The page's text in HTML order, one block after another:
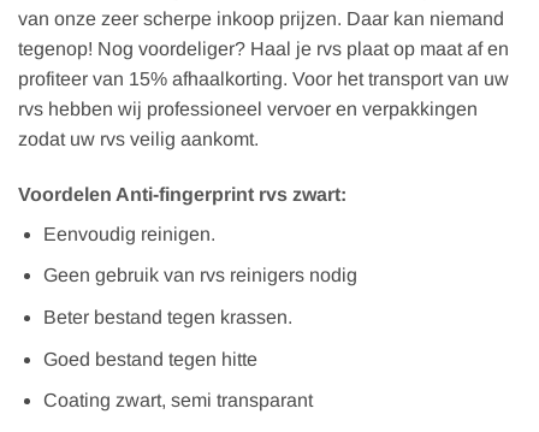
van onze zeer scherpe inkoop prijzen. Daar kan niemand
tegenop! Nog voordeliger? Haal je rvs plaat op maat af en
profiteer van 15% afhaalkorting. Voor het transport van uw
rvs hebben wij professioneel vervoer en verpakkingen
zodat uw rvs veilig aankomt.
Voordelen Anti-fingerprint rvs zwart:
Eenvoudig reinigen.
Geen gebruik van rvs reinigers nodig
Beter bestand tegen krassen.
Goed bestand tegen hitte
Coating zwart, semi transparant